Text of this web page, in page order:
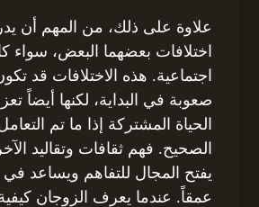
علاوة على ذلك، من المهم أن
اختلافات بعضهما البعض، سواء
اجتماعية. هذه الاختلافات قد
صعوبة في البداية، لكنها أيضاً
الحياة المشتركة إذا ما تم
الصحيح. فهم ثقافات وتقاليد
يفتح المجال للتفاهم ويساعد في
عمقاً. عندما يعرف الزوجان